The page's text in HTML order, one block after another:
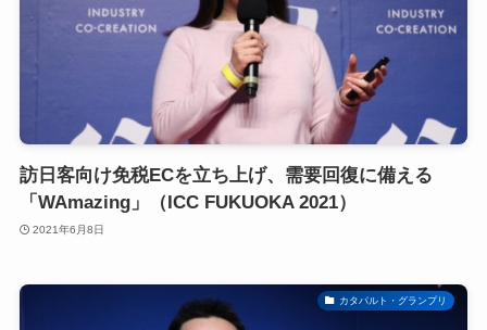
訪日客向け免税ECを立ち上げ、需要回復に備える
「WAmazing」（ICC FUKUOKA 2021）
2021年6月8日
カタパルト・グランプリ